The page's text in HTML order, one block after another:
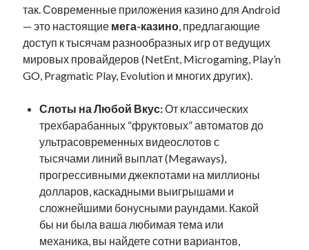
так. Современные приложения казино для Android
— это настоящие мега-казино, предлагающие
доступ к тысячам разнообразных игр от ведущих
мировых провайдеров (NetEnt, Microgaming, Play’n
GO, Pragmatic Play, Evolution и многих других).
Слоты на Любой Вкус:От классических
трехбарабанных “фруктовых” автоматов до
ультрасовременных видеослотов с
тысячами линий выплат (Megaways),
прогрессивными джекпотами на миллионы
долларов, каскадными выигрышами и
сложнейшими бонусными раундами. Какой
бы ни была ваша любимая тема или
механика, вы найдете сотни вариантов,